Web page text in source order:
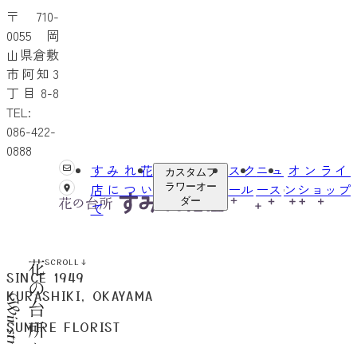
〒710-
0055 岡
山県倉敷
市阿知3
丁目8-8
TEL:
086-422-
0888
すみれ花
店につい
て
カスタムフ
ラワーオー
ダー
スク
ール
ニュ
ース
オンライ
ンショップ
SINCE 1949
KURASHIKI, OKAYAMA
SUMIRE FLORIST
SCROLL